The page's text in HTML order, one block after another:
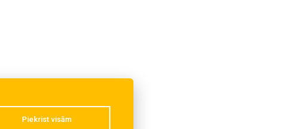
Piekrist visām